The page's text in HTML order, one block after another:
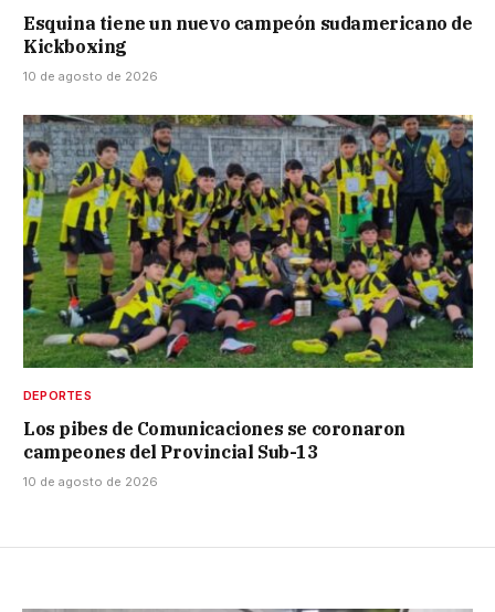
Esquina tiene un nuevo campeón sudamericano de
Kickboxing
10 de agosto de 2026
DEPORTES
Los pibes de Comunicaciones se coronaron
campeones del Provincial Sub-13
10 de agosto de 2026